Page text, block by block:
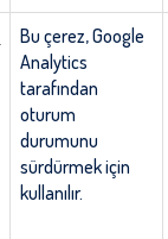
Bu çerez, Google
Analytics
tarafından
oturum
durumunu
sürdürmek için
kullanılır.